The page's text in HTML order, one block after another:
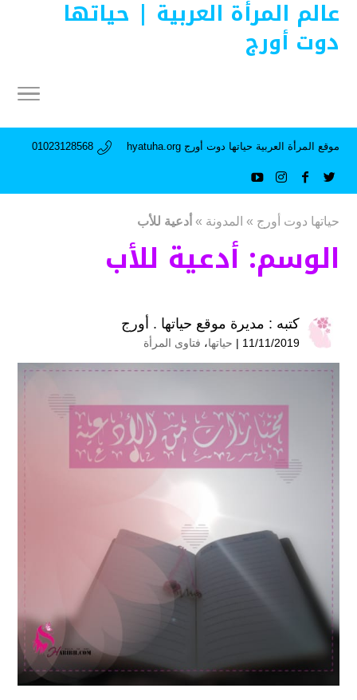
عالم المرأة العربية | حياتها
دوت أورج
موقع المرأة العربية حياتها دوت أورج hyatuha.org 01023128568
حياتها دوت أورج » المدونة » أدعية للأب
الوسم: أدعية للأب
كتبه : مديرة موقع حياتها . أورج
11/11/2019 | حياتها، فتاوى المرأة